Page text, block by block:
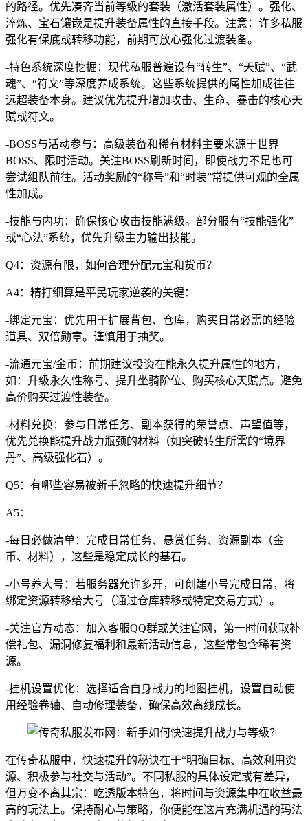
的路径。优先凑齐当前等级的套装（激活套装属性）。强化、
淬炼、宝石镶嵌是提升装备属性的直接手段。注意：许多私服
强化有保底或转移功能，前期可放心强化过渡装备。
-特色系统深度挖掘：现代私服普遍设有“转生”、“天赋”、“武
魂”、“符文”等深度养成系统。这些系统提供的属性加成往往
远超装备本身。建议优先提升增加攻击、生命、暴击的核心天
赋或符文。
-BOSS与活动参与：高级装备和稀有材料主要来源于世界
BOSS、限时活动。关注BOSS刷新时间，即使战力不足也可
尝试组队前往。活动奖励的“称号”和“时装”常提供可观的全属
性加成。
-技能与内功：确保核心攻击技能满级。部分服有“技能强化”
或“心法”系统，优先升级主力输出技能。
Q4：资源有限，如何合理分配元宝和货币？
A4：精打细算是平民玩家逆袭的关键：
-绑定元宝：优先用于扩展背包、仓库，购买日常必需的经验
道具、双倍勋章。谨慎用于抽奖。
-流通元宝/金币：前期建议投资在能永久提升属性的地方，
如：升级永久性称号、提升坐骑阶位、购买核心天赋点。避免
高价购买过渡性装备。
-材料兑换：参与日常任务、副本获得的荣誉点、声望值等，
优先兑换能提升战力瓶颈的材料（如突破转生所需的“境界
丹”、高级强化石）。
Q5：有哪些容易被新手忽略的快速提升细节？
A5：
-每日必做清单：完成日常任务、悬赏任务、资源副本（金
币、材料），这些是稳定成长的基石。
-小号养大号：若服务器允许多开，可创建小号完成日常，将
绑定资源转移给大号（通过仓库转移或特定交易方式）。
-关注官方动态：加入客服QQ群或关注官网，第一时间获取补
偿礼包、漏洞修复福利和最新活动信息，这些常包含稀有资
源。
-挂机设置优化：选择适合自身战力的地图挂机，设置自动使
用经验卷轴、自动修理装备，确保高效离线成长。
在传奇私服中，快速提升的秘诀在于“明确目标、高效利用资
源、积极参与社交与活动”。不同私服的具体设定或有差异，
但万变不离其宗：吃透版本特色，将时间与资源集中在收益最
高的玩法上。保持耐心与策略，你便能在这片充满机遇的玛法